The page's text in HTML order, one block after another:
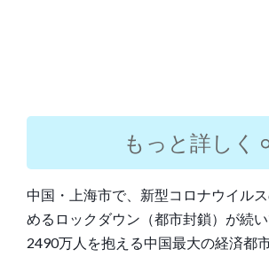
もっと詳しく
中国・上海市で、新型コロナウイル
めるロックダウン（都市封鎖）が続
2490万人を抱える中国最大の経済都